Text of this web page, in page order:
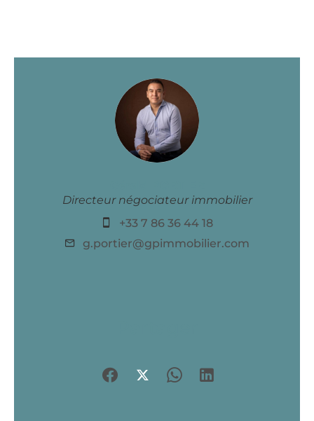
Directeur négociateur immobilier
+33 7 86 36 44 18
g.portier@gpimmobilier.com